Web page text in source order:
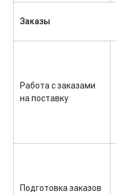
Заказы
Работа с заказами
на поставку
Подготовка заказов